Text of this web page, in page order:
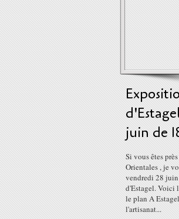
juin de
Si vous êtes
Orientales , je
vendredi 28
d'Estagel. Voici
le plan A
l'artisanat...